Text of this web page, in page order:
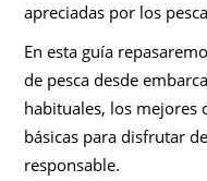
apreciadas por los
En esta guía
de pesca desde
habituales, los mejores
básicas para disfrutar
responsable.